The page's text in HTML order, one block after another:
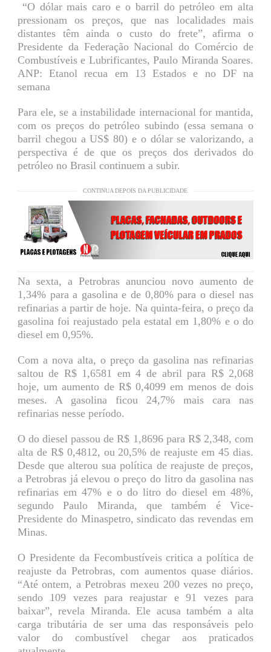
“O dólar mais caro e o barril do petróleo em alta
pressionam os preços, que nas localidades mais
distantes têm ainda o custo do frete”, afirma o
Presidente da Federação Nacional do Comércio de
Combustíveis e Lubrificantes, Paulo Miranda Soares.
ANP: Etanol recua em 13 Estados e no DF na
semana
Para ele, se a instabilidade internacional for mantida,
com os preços do petróleo subindo (essa semana o
barril chegou a US$ 80) e o dólar se valorizando, a
perspectiva é de que os preços dos derivados do
petróleo no Brasil continuem a subir.
CONTINUA DEPOIS DA PUBLICIDADE
Na sexta, a Petrobras anunciou novo aumento de
1,34% para a gasolina e de 0,80% para o diesel nas
refinarias a partir de hoje. Na quinta-feira, o preço da
gasolina foi reajustado pela estatal em 1,80% e o do
diesel em 0,95%.
Com a nova alta, o preço da gasolina nas refinarias
saltou de R$ 1,6581 em 4 de abril para R$ 2,068
hoje, um aumento de R$ 0,4099 em menos de dois
meses. A gasolina ficou 24,7% mais cara nas
refinarias nesse período.
O do diesel passou de R$ 1,8696 para R$ 2,348, com
alta de R$ 0,4812, ou 20,5% de reajuste em 45 dias.
Desde que alterou sua política de reajuste de preços,
a Petrobras já elevou o preço do litro da gasolina nas
refinarias em 47% e o do litro do diesel em 48%,
segundo Paulo Miranda, que também é Vice-
Presidente do Minaspetro, sindicato das revendas em
Minas.
O Presidente da Fecombustíveis critica a política de
reajuste da Petrobras, com aumentos quase diários.
“Até ontem, a Petrobras mexeu 200 vezes no preço,
sendo 109 vezes para reajustar e 91 vezes para
baixar”, revela Miranda. Ele acusa também a alta
carga tributária de ser uma das responsáveis pelo
valor do combustível chegar aos praticados